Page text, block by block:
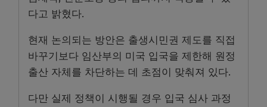
다고 밝혔다.
현재 논의되는 방안은 출생시민권 제도를 직접
바꾸기보다 임산부의 미국 입국을 제한해 원정
출산 자체를 차단하는 데 초점이 맞춰져 있다.
다만 실제 정책이 시행될 경우 입국 심사 과정